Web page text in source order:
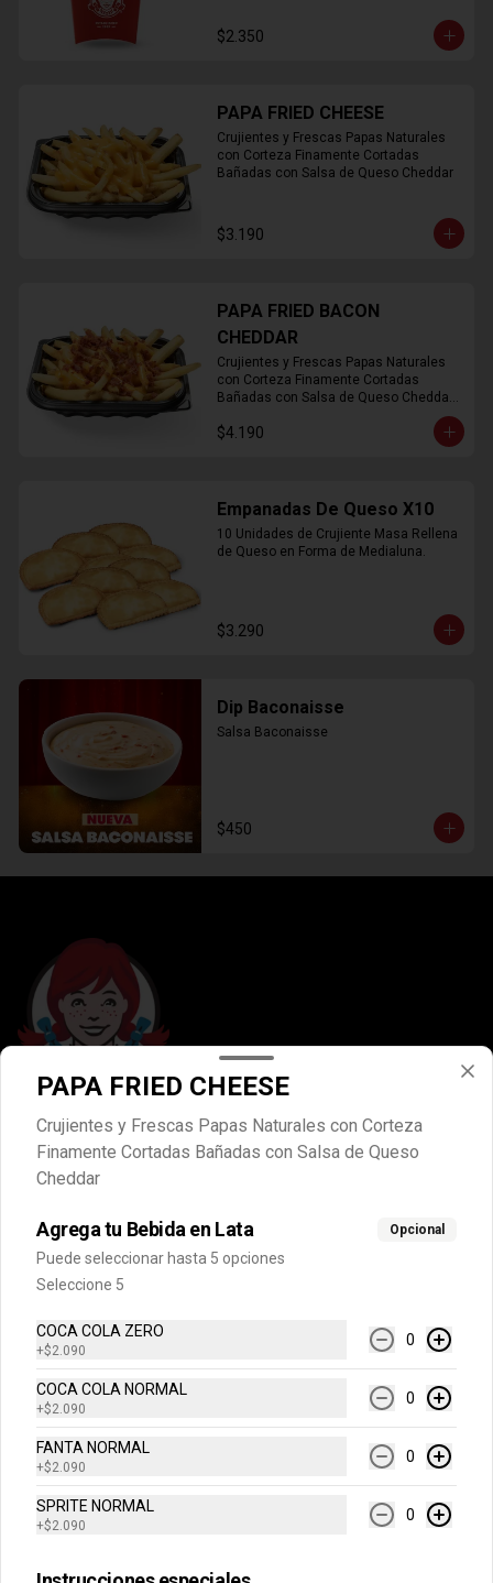
$2.350
PAPA FRIED CHEESE
Crujientes y Frescas Papas Naturales
con Corteza Finamente Cortadas
Bañadas con Salsa de Queso Cheddar
$3.190
PAPA FRIED BACON
CHEDDAR
Crujientes y Frescas Papas Naturales
con Corteza Finamente Cortadas
Bañadas con Salsa de Queso Cheddar
$4.190
Empanadas De Queso X10
10 Unidades de Crujiente Masa Rellena
de Queso en Forma de Medialuna.
$3.290
Dip Baconaisse
Salsa Baconaisse
$450
Conócenos
DEGASA
Trabaja con nosotros
Escríbenos por WhatsApp: +56950183243
Locales
Términos y condiciones
Política de privacidad
Redes sociales
Instagram
PAPA FRIED CHEESE
Crujientes y Frescas Papas Naturales con Corteza
Finamente Cortadas Bañadas con Salsa de Queso
Cheddar
Agrega tu Bebida en Lata Opcional
Puede seleccionar hasta 5 opciones
Seleccione 5
COCA COLA ZERO
+$2.090
0
COCA COLA NORMAL
+$2.090
0
FANTA NORMAL
+$2.090
0
SPRITE NORMAL
+$2.090
0